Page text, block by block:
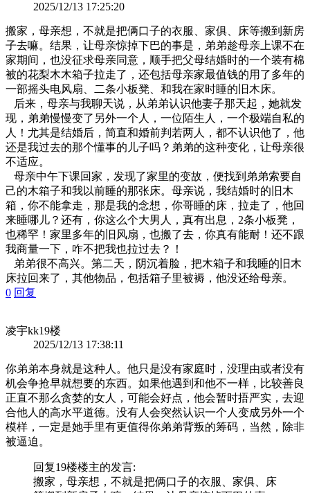
2025/12/13 17:25:20
搬家，母亲想，不就是把俩口子的衣服、家俱、床等搬到新房
子去嘛。结果，让母亲惊掉下巴的事是，弟弟趁母亲上课不在
家期间，也没征求母亲同意，顺手把父母结婚时的一个装有棉
被的花梨木木箱子拉走了，还包括母亲家最值钱的用了多年的
一部摇头电风扇、二条小板凳、和我在家时睡的旧木床。
后来，母亲与我聊天说，从弟弟认识他妻子那天起，她就发
现，弟弟慢慢变了另外一个人，一位陌生人，一个极端自私的
人！尤其是结婚后，简直和婚前判若两人，都不认识他了，他
还是我过去的那个懂事的儿子吗？弟弟的这种变化，让母亲很
不适应。
母亲中午下课回家，发现了家里的变故，便找到弟弟索要自
己的木箱子和我以前睡的那张床。母亲说，我结婚时的旧木
箱，你不能拿走，那是我的念想，你哥睡的床，拉走了，他回
来睡哪儿？还有，你这么个大男人，真有出息，2条小板凳，
也稀罕！家里多年的旧风扇，也搬了去，你真有能耐！还不跟
我商量一下，咋不把我也拉过去？！
弟弟很不高兴。第二天，阴沉着脸，把木箱子和我睡的旧木
床拉回来了，其他物品，包括箱子里被褥，他没还给母亲。
0 回复
凌宇kk19楼
2025/12/13 17:38:11
你弟弟本身就是这种人。他只是没有家庭时，没理由或者没有
机会争抢早就想要的东西。如果他遇到和他不一样，比较善良
正直不那么贪婪的女人，可能会好点，他会暂时捂严实，去迎
合他人的高水平道德。没有人会突然认识一个人变成另外一个
模样，一定是她手里有更值得你弟弟背叛的筹码，当然，除非
被逼迫。
回复19楼楼主的发言:
搬家，母亲想，不就是把俩口子的衣服、家俱、床